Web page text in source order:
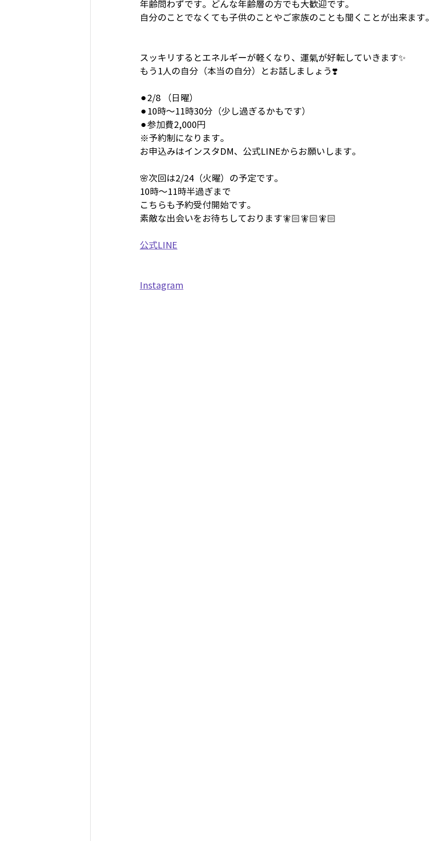
年齢問わずです。どんな年齢層の方でも大歓迎です。
自分のことでなくても子供のことやご家族のことも聞くことが出来ます。
スッキリするとエネルギーが軽くなり、運氣が好転していきます✨
もう1人の自分（本当の自分）とお話しましょう❣️
⚫︎2/8 （日曜）
⚫︎10時〜11時30分（少し過ぎるかもです）
⚫︎参加費2,000円
※予約制になります。
お申込みはインスタDM、公式LINEからお願いします。
🌸次回は2/24（火曜）の予定です。
10時〜11時半過ぎまで
こちらも予約受付開始です。
素敵な出会いをお待ちしております🧚🏻🧚🏻🧚🏻
公式LINE
Instagram